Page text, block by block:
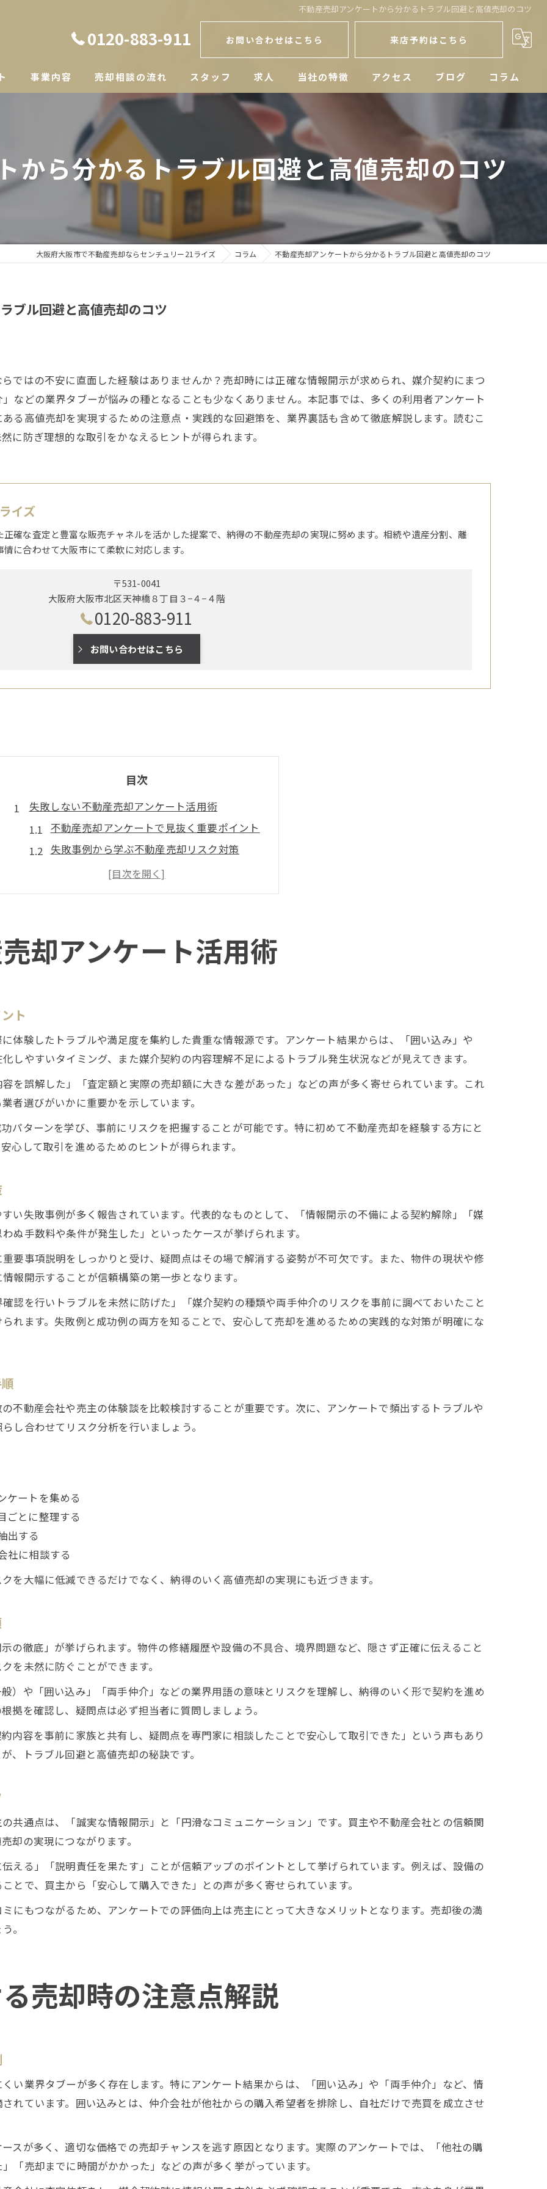
不動産売却アンケートから分かるトラブル回避と高値売却のコツ
0120-883-911 お問い合わせはこちら 来店予約はこちら
事業内容 売却相談の流れ スタッフ 求人 当社の特徴
戸建
空き家
マンション
相続
アクセス ブログ コラム
から分かるトラブル回避と高値売却のコツ
大阪府大阪市で不動産売却ならセンチュリー21ライズ コラム 不動産売却アンケートから分かるトラブル回避と高値売却のコツ
ブル回避と高値売却のコツ
ではの不安に直面した経験はありませんか？売却時には正確な情報開示が求められ、媒介契約にまつ
などの業界タブーが悩みの種となることも少なくありません。本記事では、多くの利用者アンケート
る高値売却を実現するための注意点・実践的な回避策を、業界裏話も含めて徹底解説します。読むこ
に防ぎ理想的な取引をかなえるヒントが得られます。
イズ
正確な査定と豊富な販売チャネルを活かした提案で、納得の不動産売却の実現に努めます。相続や遺産分割、離
に合わせて大阪市にて柔軟に対応します。
〒531-0041
大阪府大阪市北区天神橋８丁目３−４−４階
0120-883-911
お問い合わせはこちら
目次
失敗しない不動産売却アンケート活用術
不動産売却アンケートで見抜く重要ポイント
失敗事例から学ぶ不動産売却リスク対策
不動産売却アンケート活用の効果的な手順
売主目線で考える不動産売却の注意事項
業界タブーを避ける売却時の注意点解説
不動産売却でよくある業界タブーの実例
売主が守るべき不動産売却の基本ルール
慎重派必見の不動産売却トラブル回避法
不動産売却時に多いトラブルの傾向と対策
アンケート結果から学ぶトラブル回避策
媒介契約時に役立つ不動産売却の注意点
不動産売却で損をしないための心構え
不動産売却で囲い込みを防ぐ方法とは
両手仲介のリスクをアンケートで見極める
不動産売却時に知っておくべきチェック事項
囲い込みの有無を判断するポイント解説
不動産売却で損しないための情報収集術
安心して高く売るためのアンケート活用法
高値売却に直結するアンケート活用事例
不動産売却で満足度を高める情報共有法
隠し事をせずに不動産売却トラブルを防ぐ
正しい物件情報開示が高値売却を導く理由
アンケートで正直な情報提供が信頼を生む
却アンケート活用術
ト
体験したトラブルや満足度を集約した貴重な情報源です。アンケート結果からは、「囲い込み」や
しやすいタイミング、また媒介契約の内容理解不足によるトラブル発生状況などが見えてきます。
を誤解した」「査定額と実際の売却額に大きな差があった」などの声が多く寄せられています。これ
者選びがいかに重要かを示しています。
パターンを学び、事前にリスクを把握することが可能です。特に初めて不動産売却を経験する方にと
心して取引を進めるためのヒントが得られます。
い失敗事例が多く報告されています。代表的なものとして、「情報開示の不備による契約解除」「媒
ぬ手数料や条件が発生した」といったケースが挙げられます。
要事項説明をしっかりと受け、疑問点はその場で解消する姿勢が不可欠です。また、物件の現状や修
報開示することが信頼構築の第一歩となります。
認を行いトラブルを未然に防げた」「媒介契約の種類や両手仲介のリスクを事前に調べておいたこと
れます。失敗例と成功例の両方を知ることで、安心して売却を進めるための実践的な対策が明確にな
不動産会社や売主の体験談を比較検討することが重要です。次に、アンケートで頻出するトラブルや
し合わせてリスク分析を行いましょう。
ケートを集める
ごとに整理する
出する
社に相談する
を大幅に低減できるだけでなく、納得のいく高値売却の実現にも近づきます。
の徹底」が挙げられます。物件の修繕履歴や設備の不具合、境界問題など、隠さず正確に伝えること
を未然に防ぐことができます。
）や「囲い込み」「両手仲介」などの業界用語の意味とリスクを理解し、納得のいく形で契約を進め
拠を確認し、疑問点は必ず担当者に質問しましょう。
内容を事前に家族と共有し、疑問点を専門家に相談したことで安心して取引できた」という声もあり
、トラブル回避と高値売却の秘訣です。
共通点は、「誠実な情報開示」と「円滑なコミュニケーション」です。買主や不動産会社との信頼関
却の実現につながります。
える」「説明責任を果たす」ことが信頼アップのポイントとして挙げられています。例えば、設備の
とで、買主から「安心して購入できた」との声が多く寄せられています。
にもつながるため、アンケートでの評価向上は売主にとって大きなメリットとなります。売却後の満
。
売却時の注意点解説
い業界タブーが多く存在します。特にアンケート結果からは、「囲い込み」や「両手仲介」など、情
れています。囲い込みとは、仲介会社が他社からの購入希望者を排除し、自社だけで売買を成立させ
スが多く、適切な価格での売却チャンスを逃す原因となります。実際のアンケートでは、「他社の購
「売却までに時間がかかった」などの声が多く挙がっています。